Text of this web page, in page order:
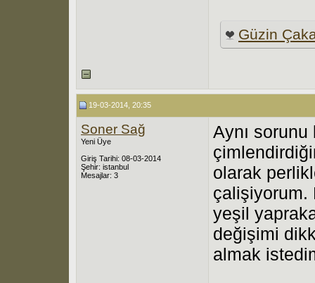
Güzin
19-03-2014, 20:35
Soner Sağ
Yeni Üye
Giriş Tarihi: 08-03-2014
Şehir: istanbul
Mesajlar: 3
Aynı
olarak
çalişiyorum.
yeşil
değişimi
almak